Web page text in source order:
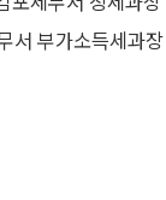
부가소득세과